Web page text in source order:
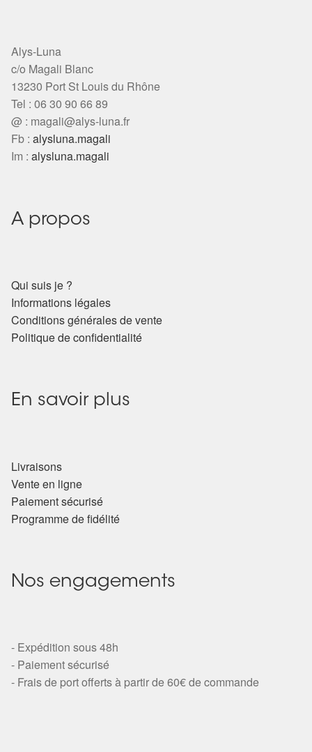
Alys-Luna
c/o Magali Blanc
13230 Port St Louis du Rhône
Tel : 06 30 90 66 89
@ : magali@alys-luna.fr
Fb : alysluna.magali
Im : alysluna.magali
A propos
Qui suis je ?
Informations légales
Conditions générales de vente
Politique de confidentialité
En savoir plus
Livraisons
Vente en ligne
Paiement sécurisé
Programme de fidélité
Nos engagements
- Expédition sous 48h
- Paiement sécurisé
- Frais de port offerts à partir de 60€ de commande